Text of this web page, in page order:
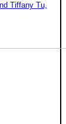
Tiffany Tu,